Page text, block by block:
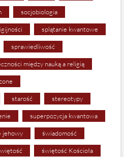
socjobiologia
splątanie kwantowe
sprawiedliwość
między nauką a religią
starość stereotypy
superpozycja kwantowa
jehowy świadomość
świętość Kościoła